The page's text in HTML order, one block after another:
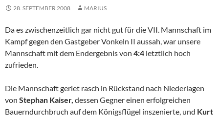
28. SEPTEMBER 2008 MARIUS
Da es zwischenzeitlich gar nicht gut für die VII. Mannschaft im
Kampf gegen den Gastgeber Vonkeln II aussah, war unsere
Mannschaft mit dem Endergebnis von 4:4 letztlich hoch
zufrieden.
Die Mannschaft geriet rasch in Rückstand nach Niederlagen
von Stephan Kaiser, dessen Gegner einen erfolgreichen
Bauerndurchbruch auf dem Königsflügel inszenierte, und Kurt